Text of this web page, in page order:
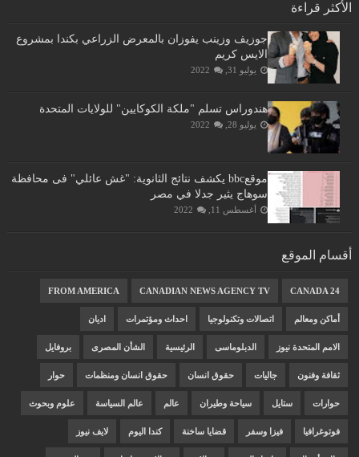
الأكثر قراءة
جوزيف وزينب يفوزان بالمعرض الزراعي بكندا بمشروع
الايس كريم
يوليو 31, 2022
هندوراس تسلم "ملكة الكوكايين" للولايات المتحدة
يوليو 28, 2022
موقعbbc يكشف نتائج الثانوية: "غش عائلي" فى محافظة
سوهاج يثير جدلا في مصر
أغسطس 11, 2022
أقسام الموقع
CANADA 24
CANADIAN NEWS AGENCY TV
FROM AMERICA
أماكن ومعالم اتصالات وتكنولوجيا احداث ومؤتمرات اديان
الامم المتحدة نيوز الدبلوماسى الرئيسية الشأن المصرى بروفايل
ثقافة وفنون جاليات حقوق انسان حقوق انسان ومنظمات حوار
حوارات ستايل سياحة وطيران عالم عالم السياسة علوم وبحوث
فوتوغرافيا فيزا وسفر قضايا ساخنة كندا اليوم لايف نيوز